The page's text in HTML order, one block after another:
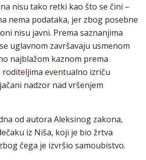
nisu tako retki kao što se čini –
nema podataka, jer zbog posebne
nisu javni. Prema saznanjima
uglavnom završavaju usmenom
najblažom kaznom prema
roditeljima eventualno izriču
nadzor nad vršenjem
od autora Aleksinog zakona,
iz Niša, koji je bio žrtva
čega je izvršio samoubistvo.